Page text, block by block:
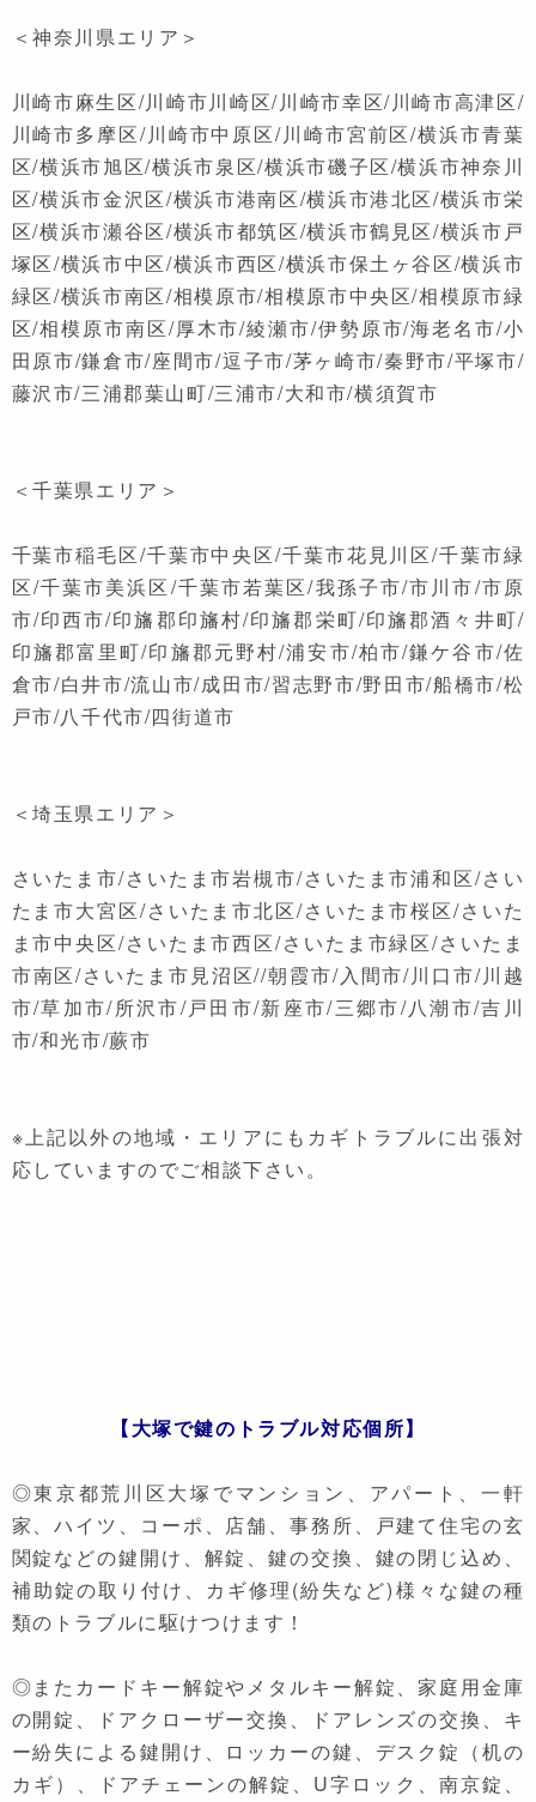
＜神奈川県エリア＞
川崎市麻生区/川崎市川崎区/川崎市幸区/川崎市高津区/
川崎市多摩区/川崎市中原区/川崎市宮前区/横浜市青葉
区/横浜市旭区/横浜市泉区/横浜市磯子区/横浜市神奈川
区/横浜市金沢区/横浜市港南区/横浜市港北区/横浜市栄
区/横浜市瀬谷区/横浜市都筑区/横浜市鶴見区/横浜市戸
塚区/横浜市中区/横浜市西区/横浜市保土ヶ谷区/横浜市
緑区/横浜市南区/相模原市/相模原市中央区/相模原市緑
区/相模原市南区/厚木市/綾瀬市/伊勢原市/海老名市/小
田原市/鎌倉市/座間市/逗子市/茅ヶ崎市/秦野市/平塚市/
藤沢市/三浦郡葉山町/三浦市/大和市/横須賀市
＜千葉県エリア＞
千葉市稲毛区/千葉市中央区/千葉市花見川区/千葉市緑
区/千葉市美浜区/千葉市若葉区/我孫子市/市川市/市原
市/印西市/印旛郡印旛村/印旛郡栄町/印旛郡酒々井町/
印旛郡富里町/印旛郡元野村/浦安市/柏市/鎌ケ谷市/佐
倉市/白井市/流山市/成田市/習志野市/野田市/船橋市/松
戸市/八千代市/四街道市
＜埼玉県エリア＞
さいたま市/さいたま市岩槻市/さいたま市浦和区/さい
たま市大宮区/さいたま市北区/さいたま市桜区/さいた
ま市中央区/さいたま市西区/さいたま市緑区/さいたま
市南区/さいたま市見沼区//朝霞市/入間市/川口市/川越
市/草加市/所沢市/戸田市/新座市/三郷市/八潮市/吉川
市/和光市/蕨市
※上記以外の地域・エリアにもカギトラブルに出張対
応していますのでご相談下さい。
【大塚で鍵のトラブル対応個所】
◎東京都荒川区大塚でマンション、アパート、一軒
家、ハイツ、コーポ、店舗、事務所、戸建て住宅の玄
関錠などの鍵開け、解錠、鍵の交換、鍵の閉じ込め、
補助錠の取り付け、カギ修理(紛失など)様々な鍵の種
類のトラブルに駆けつけます！
◎またカードキー解錠やメタルキー解錠、家庭用金庫
の開錠、ドアクローザー交換、ドアレンズの交換、キ
ー紛失による鍵開け、ロッカーの鍵、デスク錠（机の
カギ）、ドアチェーンの解錠、U字ロック、南京錠、